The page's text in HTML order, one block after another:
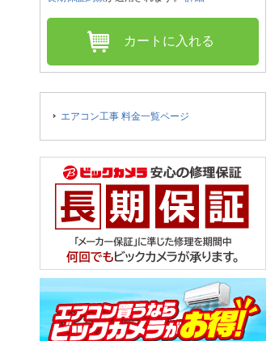
カートに入れる
エアコン工事 料金一覧ページ